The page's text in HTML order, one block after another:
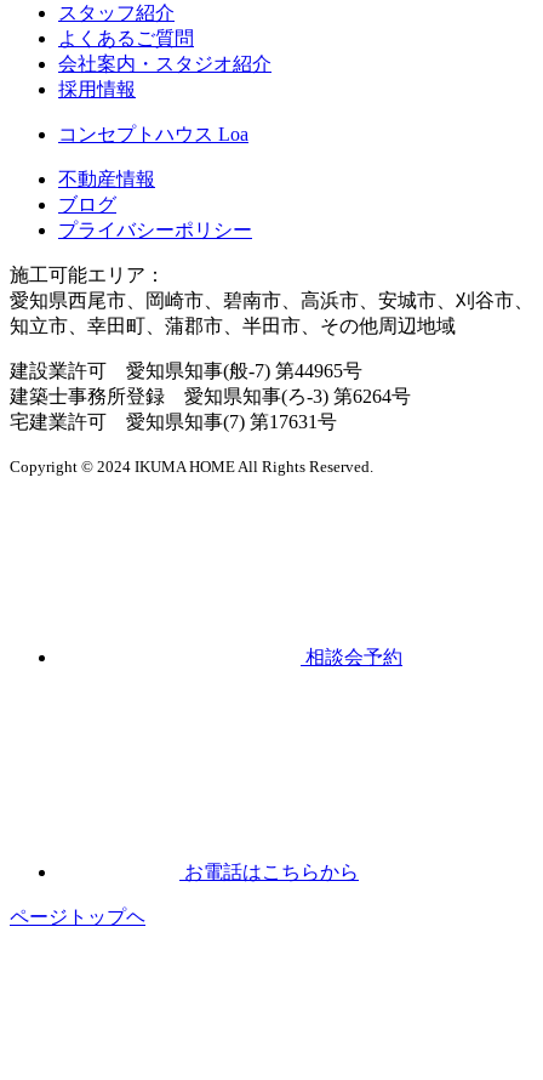
スタッフ紹介
よくあるご質問
会社案内・スタジオ紹介
採用情報
コンセプトハウス Loa
不動産情報
ブログ
プライバシーポリシー
施工可能エリア：
愛知県西尾市、岡崎市、碧南市、高浜市、安城市、刈谷市、
知立市、幸田町、蒲郡市、半田市、その他周辺地域
建設業許可 愛知県知事(般-7) 第44965号
建築士事務所登録 愛知県知事(ろ-3) 第6264号
宅建業許可 愛知県知事(7) 第17631号
Copyright © 2024 IKUMA HOME All Rights Reserved.
相談会予約
お電話はこちらから
ページトップヘ